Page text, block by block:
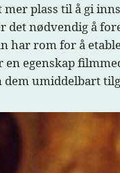
mer plass til å gi
det nødvendig å
har rom for å
en egenskap
dem umiddelbart